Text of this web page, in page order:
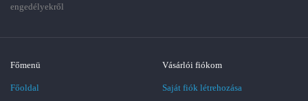
engedélyekről
Főmenü
Főoldal
Vásárlói fiókom
Saját fiók létrehozása